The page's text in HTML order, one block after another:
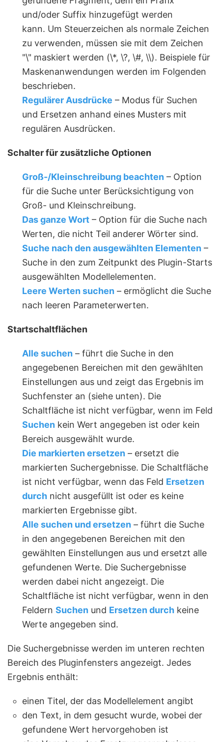
und/oder Suffix hinzugefügt werden
kann. Um Steuerzeichen als normale Zeichen
zu verwenden, müssen sie mit dem Zeichen
"\" maskiert werden (\*, \?, \#, \\). Beispiele für
Maskenanwendungen werden im Folgenden
beschrieben.
Regulärer Ausdrücke – Modus für Suchen
und Ersetzen anhand eines Musters mit
regulären Ausdrücken.
Schalter für zusätzliche Optionen
Groß-/Kleinschreibung beachten – Option
für die Suche unter Berücksichtigung von
Groß- und Kleinschreibung.
Das ganze Wort – Option für die Suche nach
Werten, die nicht Teil anderer Wörter sind.
Suche nach den ausgewählten Elementen –
Suche in den zum Zeitpunkt des Plugin-Starts
ausgewählten Modellelementen.
Leere Werten suchen – ermöglicht die Suche
nach leeren Parameterwerten.
Startschaltflächen
Alle suchen – führt die Suche in den
angegebenen Bereichen mit den gewählten
Einstellungen aus und zeigt das Ergebnis im
Suchfenster an (siehe unten). Die
Schaltfläche ist nicht verfügbar, wenn im Feld
Suchen kein Wert angegeben ist oder kein
Bereich ausgewählt wurde.
Die markierten ersetzen – ersetzt die
markierten Suchergebnisse. Die Schaltfläche
ist nicht verfügbar, wenn das Feld Ersetzen
durch nicht ausgefüllt ist oder es keine
markierten Ergebnisse gibt.
Alle suchen und ersetzen – führt die Suche
in den angegebenen Bereichen mit den
gewählten Einstellungen aus und ersetzt alle
gefundenen Werte. Die Suchergebnisse
werden dabei nicht angezeigt. Die
Schaltfläche ist nicht verfügbar, wenn in den
Feldern Suchen und Ersetzen durch keine
Werte angegeben sind.
Die Suchergebnisse werden im unteren rechten
Bereich des Pluginfensters angezeigt. Jedes
Ergebnis enthält:
einen Titel, der das Modellelement angibt
den Text, in dem gesucht wurde, wobei der
gefundene Wert hervorgehoben ist